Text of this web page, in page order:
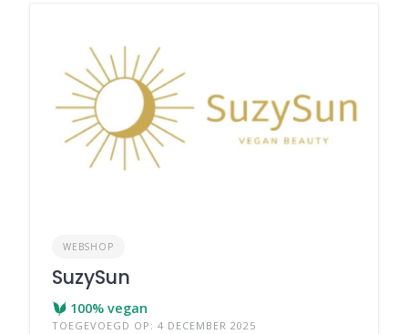
WEBSHOP
SuzySun
100% vegan
TOEGEVOEGD OP: 4 DECEMBER 2025